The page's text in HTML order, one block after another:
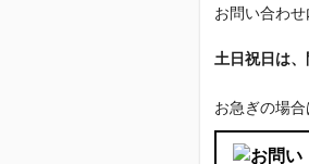
お問い合わ
土日祝日は
お急ぎの場